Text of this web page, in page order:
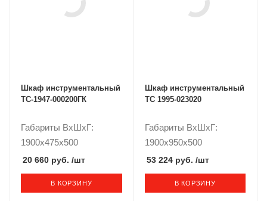
Шкаф инструментальный
TC-1947-000200ГК
Габариты ВxШxГ:
1900x475x500
20 660 руб. /шт
В КОРЗИНУ
Шкаф инструментальный
ТС 1995-023020
Габариты ВxШxГ:
1900x950x500
53 224 руб. /шт
В КОРЗИНУ